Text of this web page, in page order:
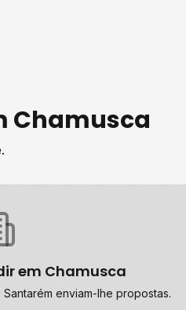
Chamusca
em Chamusca
Santarém enviam-lhe propostas.